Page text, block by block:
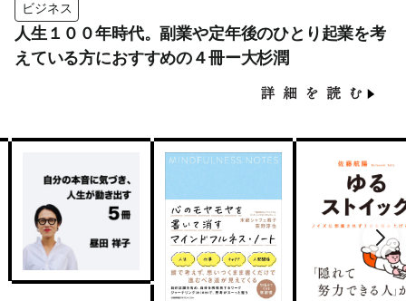
ビジネス
人生１００年時代。副業や定年後のひとり起業を考
えている方におすすめの４冊ー大杉潤